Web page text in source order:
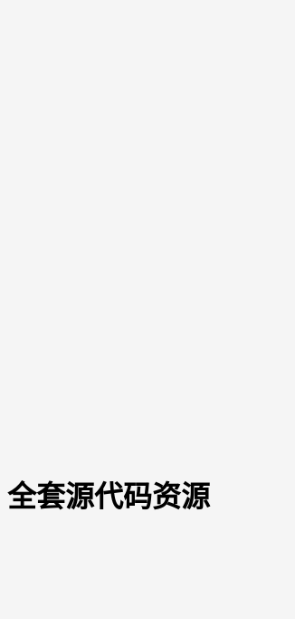
套源代码资源